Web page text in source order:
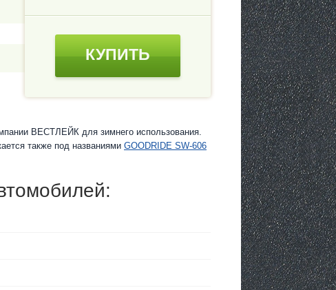
КУПИТЬ
ВЕСТЛЕЙК для зимнего использования.
также под названиями GOODRIDE SW-606